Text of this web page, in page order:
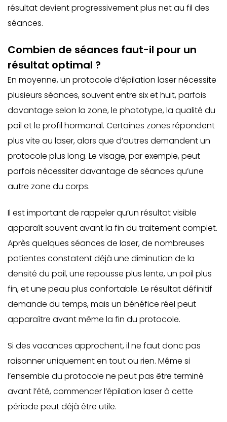
résultat devient progressivement plus net au fil des
séances.
Combien de séances faut-il pour un
résultat optimal ?
En moyenne, un protocole d’épilation laser nécessite
plusieurs séances, souvent entre six et huit, parfois
davantage selon la zone, le phototype, la qualité du
poil et le profil hormonal. Certaines zones répondent
plus vite au laser, alors que d’autres demandent un
protocole plus long. Le visage, par exemple, peut
parfois nécessiter davantage de séances qu’une
autre zone du corps.
Il est important de rappeler qu’un résultat visible
apparaît souvent avant la fin du traitement complet.
Après quelques séances de laser, de nombreuses
patientes constatent déjà une diminution de la
densité du poil, une repousse plus lente, un poil plus
fin, et une peau plus confortable. Le résultat définitif
demande du temps, mais un bénéfice réel peut
apparaître avant même la fin du protocole.
Si des vacances approchent, il ne faut donc pas
raisonner uniquement en tout ou rien. Même si
l’ensemble du protocole ne peut pas être terminé
avant l’été, commencer l’épilation laser à cette
période peut déjà être utile.